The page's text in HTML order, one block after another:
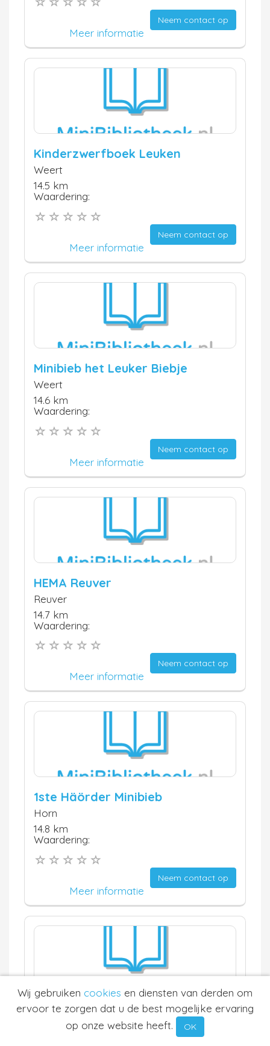
Neem contact op
Meer informatie
Kinderzwerfboek Leuken
Weert
14.5 km
Waardering:
Neem contact op
Meer informatie
Minibieb het Leuker Biebje
Weert
14.6 km
Waardering:
Neem contact op
Meer informatie
HEMA Reuver
Reuver
14.7 km
Waardering:
Neem contact op
Meer informatie
1ste Häörder Minibieb
Horn
14.8 km
Waardering:
Neem contact op
Meer informatie
Kinderzwerfboekenkast ook
Leuk(-en)
Wij gebruiken cookies en diensten van derden om
ervoor te zorgen dat u de best mogelijke ervaring
op onze website heeft.
OK